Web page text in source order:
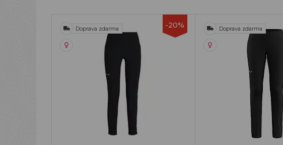
-20%
Doprava zdarma Doprava zdarma